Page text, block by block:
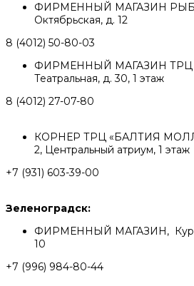
ФИРМЕННЫЙ МАГАЗИН
Октябрьская, д. 12
8 (4012) 50-80-03
ФИРМЕННЫЙ МАГАЗИН ТРЦ
Театральная, д. 30, 1 этаж
8 (4012) 27-07-80
КОРНЕР ТРЦ «БАЛТИЯ
2, Центральный атриум, 1 этаж
+7 (931) 603-39-00
Зеленоградск:
ФИРМЕННЫЙ МАГАЗИН,
10
+7 (996) 984-80-44